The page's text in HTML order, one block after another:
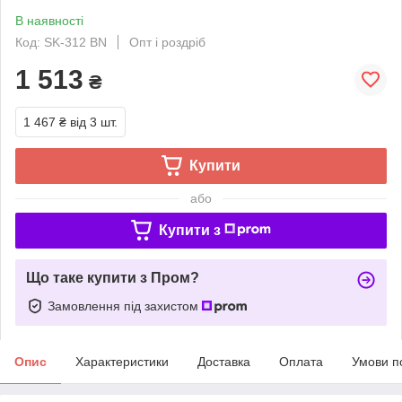
В наявності
Код: SK-312 BN
Опт і роздріб
1 513 ₴
1 467 ₴ від 3 шт.
Купити
або
Купити з
Що таке купити з Пром?
Замовлення під захистом
Опис Характеристики Доставка Оплата Умови